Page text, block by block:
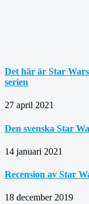
Det här är Star
serien
27 april 2021
Den svenska Star
14 januari 2021
Recension av Star
18 december 2019